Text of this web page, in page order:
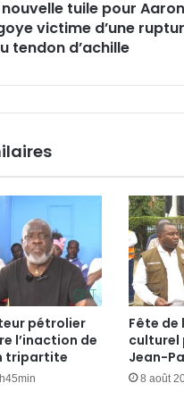
tuile pour Aaron
victime d’une
tendon d’achille
pétrolier
l’inaction de
tripartite
Fête de
culturel
Jean-
8 août